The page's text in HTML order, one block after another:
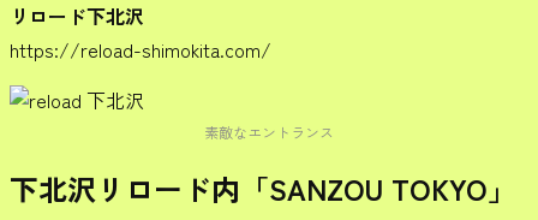
リロード下北沢
https://reload-shimokita.com/
素敵なエントランス
下北沢リロード内「SANZOU TOKYO」